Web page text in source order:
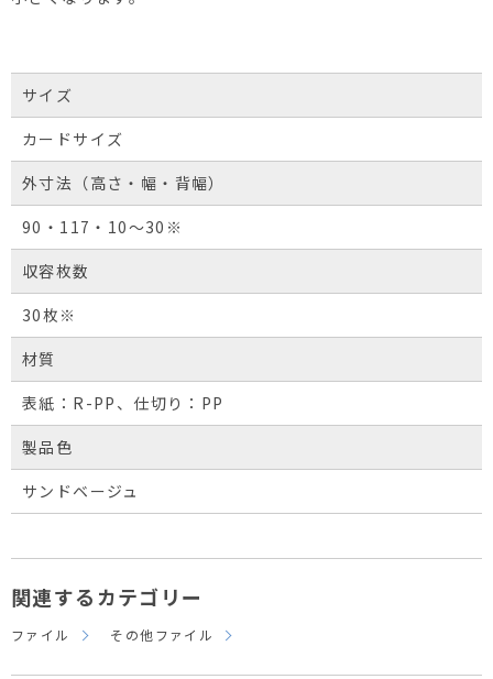
サイズ
カードサイズ
外寸法（高さ・幅・背幅）
90・117・10～30※
収容枚数
30枚※
材質
表紙：R-PP、仕切り：PP
製品色
サンドベージュ
関連するカテゴリー
ファイル その他ファイル